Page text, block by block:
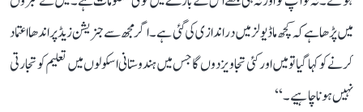
میں پڑھا ہے کہ کچھ ماڈیولز میں دراندازی کی گئی ہے۔ اگر مجھ سے جنریشن زیڈ پر اندھا اعتماد
کرنے کو کہا گیا تو میں اور کئی تجاویز دوں گا جس میں ہندوستانی اسکولوں میں تعلیم کو تجارتی
نہیں ہونا چاہیے۔‘‘